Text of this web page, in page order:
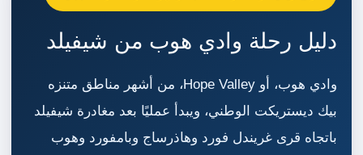
دليل رحلة وادي هوب من شيفيلد
وادي هوب، أو Hope Valley، من أشهر مناطق متنزه
بيك ديستريكت الوطني، ويبدأ عمليًا بعد مغادرة شيفيلد
باتجاه قرى غريندل فورد وهاذرساج وبامفورد وهوب